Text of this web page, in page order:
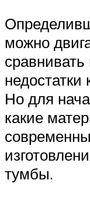
можно
Но для
какие
тумбы.